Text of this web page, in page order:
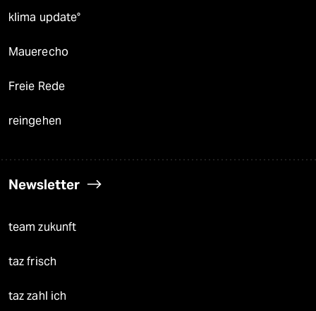
klima update°
Mauerecho
Freie Rede
reingehen
Newsletter
team zukunft
taz frisch
taz zahl ich